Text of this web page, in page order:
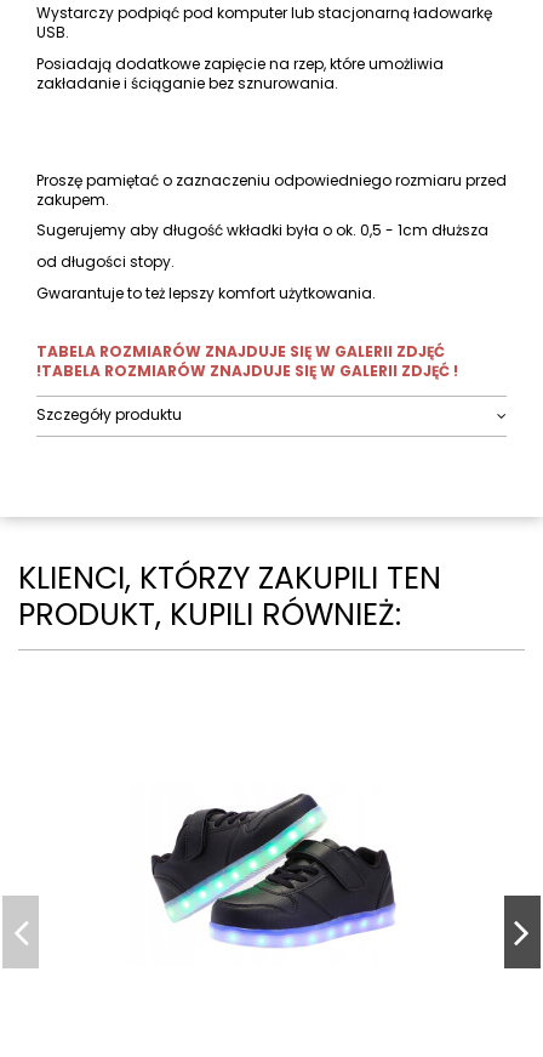
Wystarczy podpiąć pod komputer lub stacjonarną ładowarkę
USB.
Posiadają dodatkowe zapięcie na rzep, które umożliwia
zakładanie i ściąganie bez sznurowania.
Proszę pamiętać o zaznaczeniu odpowiedniego rozmiaru przed
zakupem.
Sugerujemy aby długość wkładki była o ok. 0,5 - 1cm dłuższa
od długości stopy.
Gwarantuje to też lepszy komfort użytkowania.
TABELA ROZMIARÓW ZNAJDUJE SIĘ W GALERII ZDJĘĆ
!TABELA ROZMIARÓW ZNAJDUJE SIĘ W GALERII ZDJĘĆ !
Szczegóły produktu
KLIENCI, KTÓRZY ZAKUPILI TEN
PRODUKT, KUPILI RÓWNIEŻ: